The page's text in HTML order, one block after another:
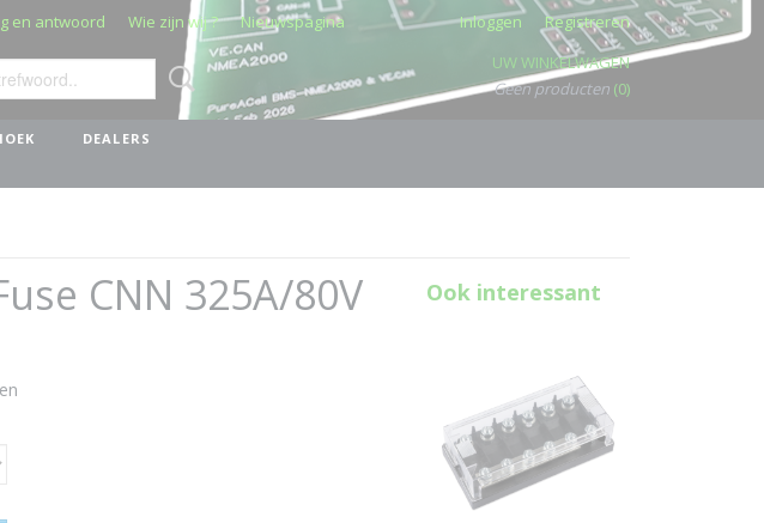
en antwoord Wie zijn wij ? Nieuwspagina Inloggen
Registreren
UW WINKELWAGEN
Geen producten (0)
DEALERS
CNN 325A/80V Ook interessant